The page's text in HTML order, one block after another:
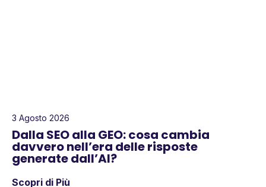
3 Agosto 2026
Dalla SEO alla GEO: cosa cambia
davvero nell’era delle risposte
generate dall’AI?
Scopri di Più